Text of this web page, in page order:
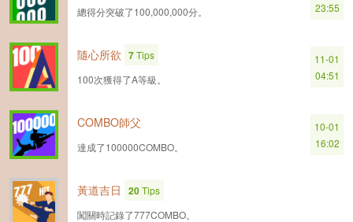
總得分突破了100,000,000分。
23:55
隨心所欲 7Tips
100次獲得了A等級。
11-01
04:51
COMBO師父
達成了100000COMBO。
10-01
16:02
黃道吉日 20Tips
闖關時記錄了777COMBO。